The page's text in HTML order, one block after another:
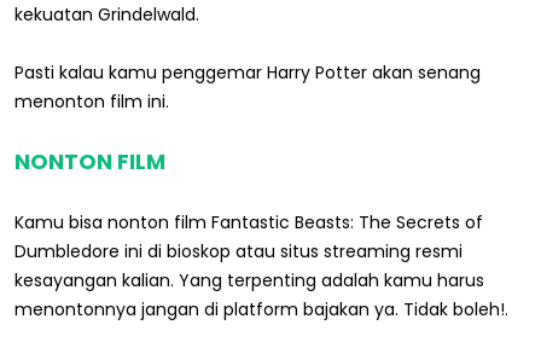
kekuatan Grindelwald.
Pasti kalau kamu penggemar Harry Potter akan senang
menonton film ini.
NONTON FILM
Kamu bisa nonton film Fantastic Beasts: The Secrets of
Dumbledore ini di bioskop atau situs streaming resmi
kesayangan kalian. Yang terpenting adalah kamu harus
menontonnya jangan di platform bajakan ya. Tidak boleh!.